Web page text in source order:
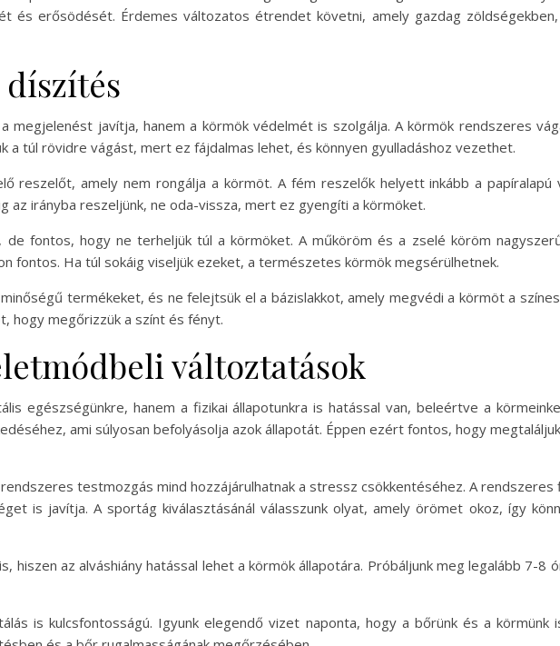
és erősödését. Érdemes változatos étrendet követni, amely gazdag
megjelenést javítja, hanem a körmök védelmét is szolgálja. A körmök rendszeres
túl rövidre vágást, mert ez fájdalmas lehet, és könnyen gyulladáshoz vezethet.
reszelőt, amely nem rongálja a körmöt. A fém reszelők helyett inkább a papíralapú
az irányba reszeljünk, ne oda-vissza, mert ez gyengíti a körmöket.
fontos, hogy ne terheljük túl a körmöket. A műköröm és a zselé köröm
fontos. Ha túl sokáig viseljük ezeket, a természetes körmök megsérülhetnek.
termékeket, és ne felejtsük el a bázislakkot, amely megvédi a körmöt a
hogy megőrizzük a színt és fényt.
változtatások
egészségünkre, hanem a fizikai állapotunkra is hatással van, beleértve a
ami súlyosan befolyásolja azok állapotát. Éppen ezért fontos, hogy
testmozgás mind hozzájárulhatnak a stressz csökkentéséhez. A rendszeres
is javítja. A sportág kiválasztásánál válasszunk olyat, amely örömet okoz, így
hiszen az alváshiány hatással lehet a körmök állapotára. Próbáljunk meg legalább 7-8
is kulcsfontosságú. Igyunk elegendő vizet naponta, hogy a bőrünk és a körmünk